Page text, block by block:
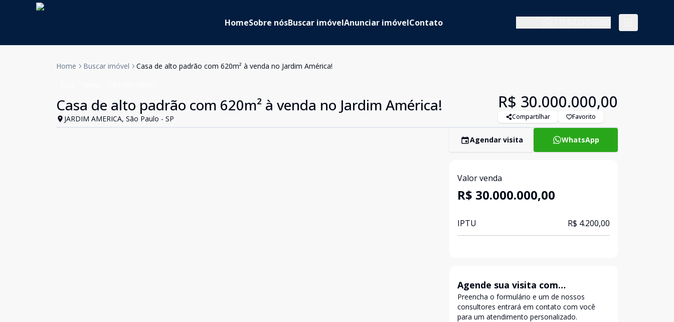
HomeSobre nósBuscar imóvelAnunciar imóvelContato
Home Buscar imóvel Casa de alto padrão com 620m² à venda no Jardim América!
Casa de alto padrão com 620m² à venda no Jardim América!
JARDIM AMERICA, São Paulo - SP
R$ 30.000.000,00
Compartilhar Favorito
Agendar visita WhatsApp
Valor venda
R$ 30.000.000,00
IPTU R$ 4.200,00
Agende sua visita com
exclusividade
Preencha o formulário e um de nossos
consultores entrará em contato com você
para um atendimento personalizado.